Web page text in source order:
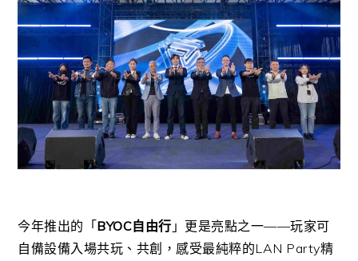
今年推出的「BYOC自由行 」更是亮點之一——玩家可
自備設備入場共玩、共創，感受最純粹的LAN Party精